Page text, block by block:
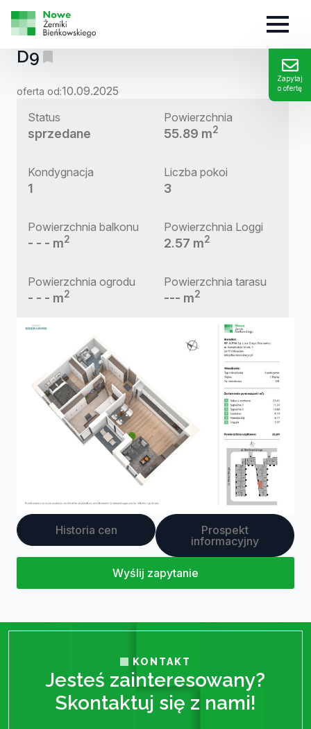
Zapytaj
o ofertę
MIESZKANIE:
D9
oferta od:10.09.2025
Status
sprzedane
Powierzchnia
55.89 m2
Kondygnacja
1
Liczba pokoi
3
Powierzchnia balkonu
- - - m2
Powierzchnia Loggi
2.57 m2
Powierzchnia ogrodu
- - - m2
Powierzchnia tarasu
--- m2
Historia cen
Prospekt
informacyjny
Wyślij zapytanie
KONTAKT
Jesteś zainteresowany?
Skontaktuj się z nami!